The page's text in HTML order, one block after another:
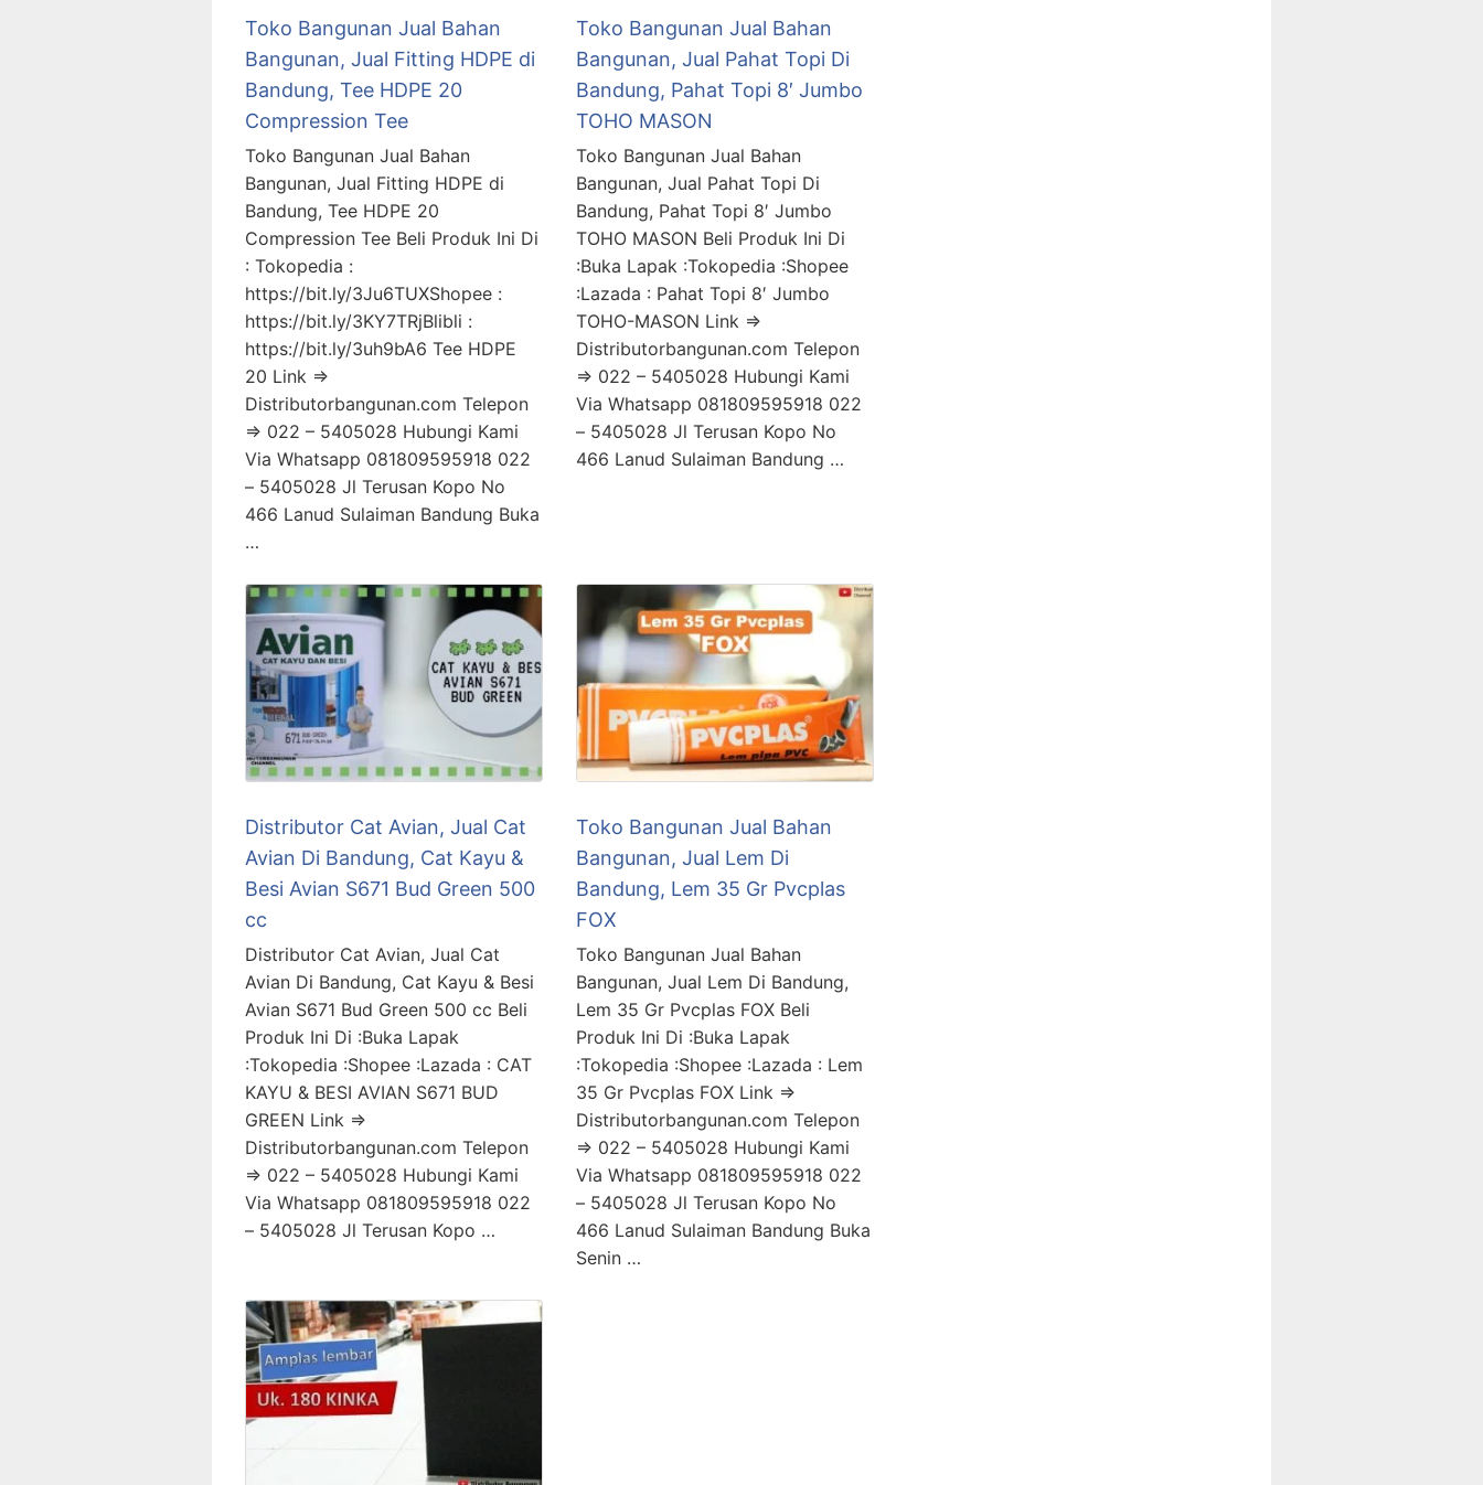
Toko Bangunan Jual Bahan
Bangunan, Jual Fitting HDPE di
Bandung, Tee HDPE 20
Compression Tee
Toko Bangunan Jual Bahan
Bangunan, Jual Fitting HDPE di
Bandung, Tee HDPE 20
Compression Tee Beli Produk Ini Di
: Tokopedia :
https://bit.ly/3Ju6TUXShopee :
https://bit.ly/3KY7TRjBlibli :
https://bit.ly/3uh9bA6 Tee HDPE
20 Link =>
Distributorbangunan.com Telepon
=> 022 – 5405028 Hubungi Kami
Via Whatsapp 081809595918 022
– 5405028 Jl Terusan Kopo No
466 Lanud Sulaiman Bandung Buka
…
Toko Bangunan Jual Bahan
Bangunan, Jual Pahat Topi Di
Bandung, Pahat Topi 8′ Jumbo
TOHO MASON
Toko Bangunan Jual Bahan
Bangunan, Jual Pahat Topi Di
Bandung, Pahat Topi 8′ Jumbo
TOHO MASON Beli Produk Ini Di
:Buka Lapak :Tokopedia :Shopee
:Lazada : Pahat Topi 8′ Jumbo
TOHO-MASON Link =>
Distributorbangunan.com Telepon
=> 022 – 5405028 Hubungi Kami
Via Whatsapp 081809595918 022
– 5405028 Jl Terusan Kopo No
466 Lanud Sulaiman Bandung …
Distributor Cat Avian, Jual Cat
Avian Di Bandung, Cat Kayu &
Besi Avian S671 Bud Green 500
cc
Distributor Cat Avian, Jual Cat
Avian Di Bandung, Cat Kayu & Besi
Avian S671 Bud Green 500 cc Beli
Produk Ini Di :Buka Lapak
:Tokopedia :Shopee :Lazada : CAT
KAYU & BESI AVIAN S671 BUD
GREEN Link =>
Distributorbangunan.com Telepon
=> 022 – 5405028 Hubungi Kami
Via Whatsapp 081809595918 022
– 5405028 Jl Terusan Kopo …
Toko Bangunan Jual Bahan
Bangunan, Jual Lem Di
Bandung, Lem 35 Gr Pvcplas
FOX
Toko Bangunan Jual Bahan
Bangunan, Jual Lem Di Bandung,
Lem 35 Gr Pvcplas FOX Beli
Produk Ini Di :Buka Lapak
:Tokopedia :Shopee :Lazada : Lem
35 Gr Pvcplas FOX Link =>
Distributorbangunan.com Telepon
=> 022 – 5405028 Hubungi Kami
Via Whatsapp 081809595918 022
– 5405028 Jl Terusan Kopo No
466 Lanud Sulaiman Bandung Buka
Senin …